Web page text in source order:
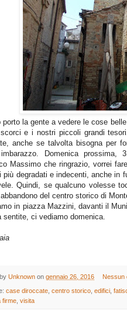
porto la gente a vedere le cose
e i nostri piccoli grandi
anche se talvolta bisogna per
Domenica prossima,
Massimo che ringrazio, vorrei
più degradati e indecenti, anche in
Quindi, se qualcuno volesse
del centro storico di
in piazza Mazzini, davanti il
sentite, ci vediamo domenica.
Unknown on gennaio 26, 2016 Nessun
case diroccate centro storico edifici
firme visita